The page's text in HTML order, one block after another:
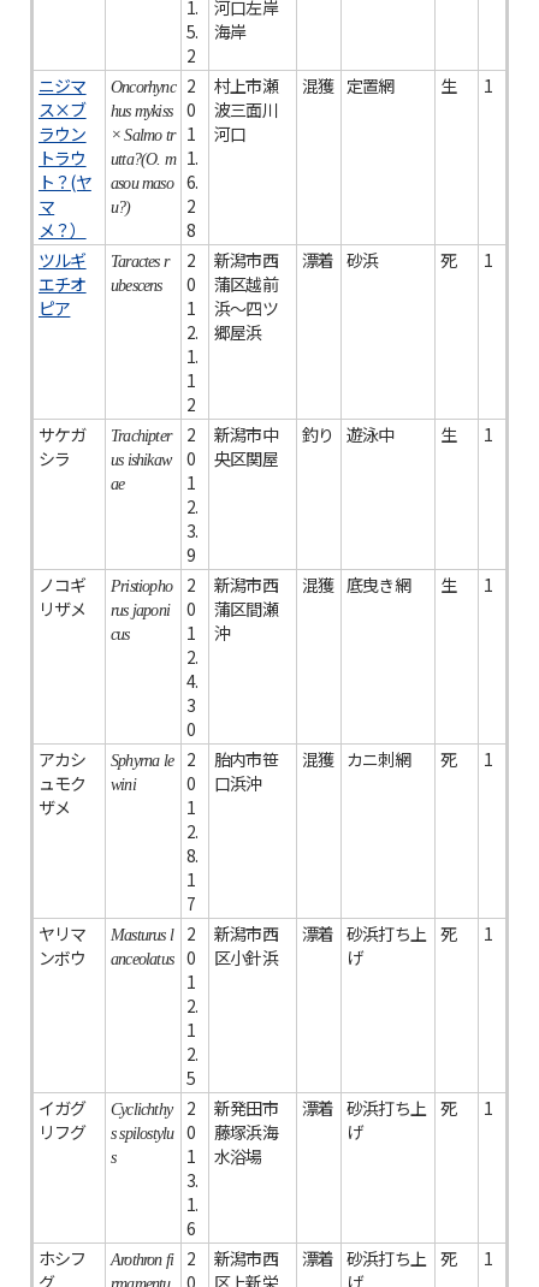
1.
5.
2
河口左岸
海岸
ニジマ
ス×ブ
ラウン
トラウ
ト？(ヤ
マ
メ？）
Oncorhync
hus mykiss
× Salmo tr
utta?(O. m
asou maso
u?)
2
0
1
1.
6.
2
8
村上市瀬
波三面川
河口
混獲 定置網 生 1
ツルギ
エチオ
ピア
Taractes r
ubescens
2
0
1
2.
1.
1
2
新潟市西
蒲区越前
浜～四ツ
郷屋浜
漂着 砂浜 死 1
サケガ
シラ
Trachipter
us ishikaw
ae
2
0
1
2.
3.
9
新潟市中
央区関屋
釣り 遊泳中 生 1
ノコギ
リザメ
Pristiopho
rus japoni
cus
2
0
1
2.
4.
3
0
新潟市西
蒲区間瀬
沖
混獲 底曳き網 生 1
アカシ
ュモク
ザメ
Sphyrna le
wini
2
0
1
2.
8.
1
7
胎内市笹
口浜沖
混獲 カニ刺網 死 1
ヤリマ
ンボウ
Masturus l
anceolatus
2
0
1
2.
1
2.
5
新潟市西
区小針浜
漂着 砂浜打ち上
げ
死 1
イガグ
リフグ
Cyclichthy
s spilostylu
s
2
0
1
3.
1.
6
新発田市
藤塚浜海
水浴場
漂着 砂浜打ち上
げ
死 1
ホシフ
グ
Arothron fi
2
0
新潟市西
区上新栄
漂着 砂浜打ち上
げ
死 1